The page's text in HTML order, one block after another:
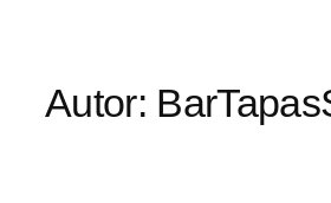
Autor: